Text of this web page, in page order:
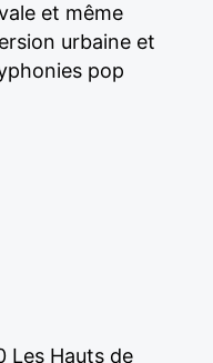
et même
urbaine et
pop
Les Hauts de